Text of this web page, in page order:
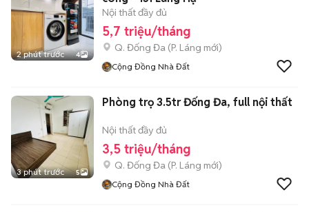
2 phút trước 4
Nội thất đầy đủ
5,7 triệu/tháng
Q. Đống Đa (P. Láng mới)
Cộng Đồng Nhà Đất
3 phút trước 5
Phòng trọ 3.5tr Đống Đa, full nội thất
Nội thất đầy đủ
3,5 triệu/tháng
Q. Đống Đa (P. Láng mới)
Cộng Đồng Nhà Đất